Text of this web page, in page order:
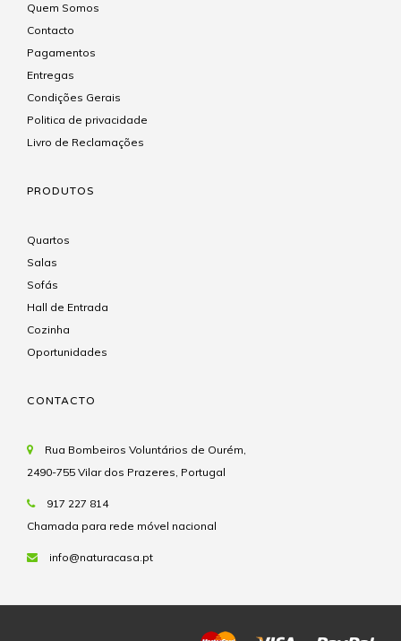
Quem Somos
Contacto
Pagamentos
Entregas
Condições Gerais
Politica de privacidade
Livro de Reclamações
PRODUTOS
Quartos
Salas
Sofás
Hall de Entrada
Cozinha
Oportunidades
CONTACTO
Rua Bombeiros Voluntários de Ourém,
2490-755 Vilar dos Prazeres, Portugal
917 227 814
Chamada para rede móvel nacional
info@naturacasa.pt